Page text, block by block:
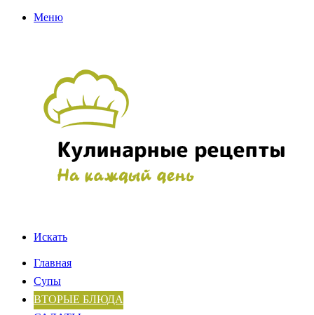
Меню
Искать
Главная
Супы
ВТОРЫЕ БЛЮДА